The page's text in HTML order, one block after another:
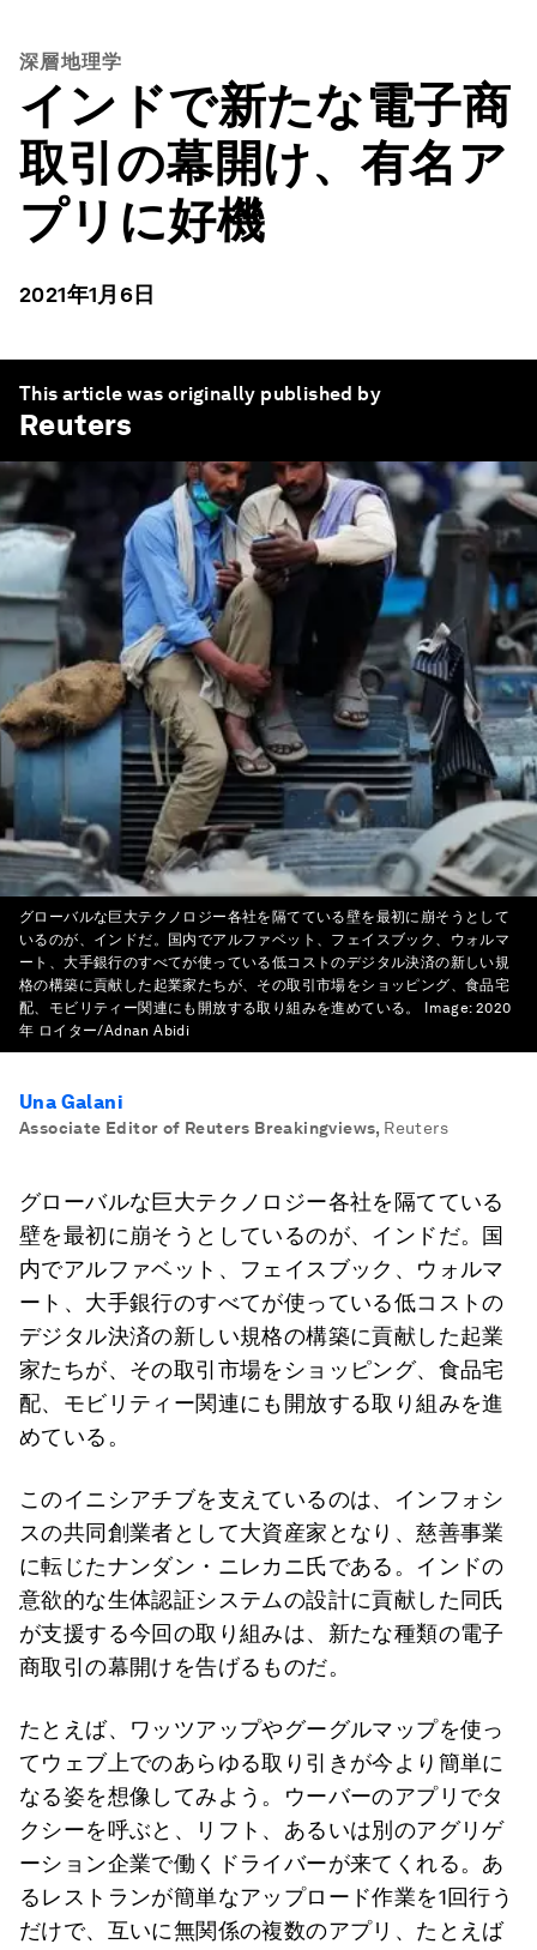
深層地理学
インドで新たな電子商
取引の幕開け、有名ア
プリに好機
2021年1月6日
This article was originally published by
Reuters
グローバルな巨大テクノロジー各社を隔てている壁を最初に崩そうとして
いるのが、インドだ。国内でアルファベット、フェイスブック、ウォルマ
ート、大手銀行のすべてが使っている低コストのデジタル決済の新しい規
格の構築に貢献した起業家たちが、その取引市場をショッピング、食品宅
配、モビリティー関連にも開放する取り組みを進めている。
Image:2020
年 ロイター/Adnan Abidi
Una Galani
Associate Editor of Reuters Breakingviews, Reuters
グローバルな巨大テクノロジー各社を隔てている
壁を最初に崩そうとしているのが、インドだ。国
内でアルファベット、フェイスブック、ウォルマ
ート、大手銀行のすべてが使っている低コストの
デジタル決済の新しい規格の構築に貢献した起業
家たちが、その取引市場をショッピング、食品宅
配、モビリティー関連にも開放する取り組みを進
めている。
このイニシアチブを支えているのは、インフォシ
スの共同創業者として大資産家となり、慈善事業
に転じたナンダン・ニレカニ氏である。インドの
意欲的な生体認証システムの設計に貢献した同氏
が支援する今回の取り組みは、新たな種類の電子
商取引の幕開けを告げるものだ。
たとえば、ワッツアップやグーグルマップを使っ
てウェブ上でのあらゆる取り引きが今より簡単に
なる姿を想像してみよう。ウーバーのアプリでタ
クシーを呼ぶと、リフト、あるいは別のアグリゲ
ーション企業で働くドライバーが来てくれる。あ
るレストランが簡単なアップロード作業を1回行う
だけで、互いに無関係の複数のアプリ、たとえば